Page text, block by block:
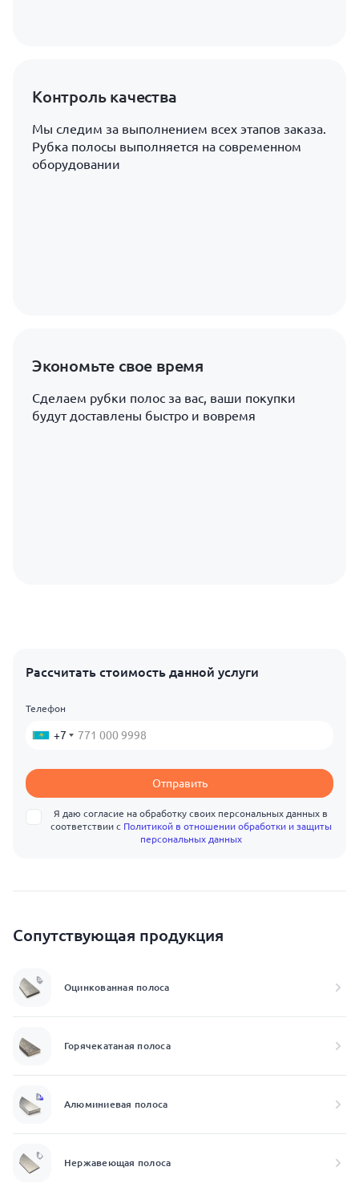
Контроль качества
Мы следим за выполнением всех этапов заказа.
Рубка полосы выполняется на современном
оборудовании
Экономьте свое время
Сделаем рубки полос за вас, ваши покупки
будут доставлены быстро и вовремя
Рассчитать стоимость данной услуги
Телефон
+7
Отправить
Я даю согласие на обработку своих персональных данных в
соответствии с Политикой в отношении обработки и защиты
персональных данных
Сопутствующая продукция
Оцинкованная полоса
Горячекатаная полоса
Алюминиевая полоса
Нержавеющая полоса